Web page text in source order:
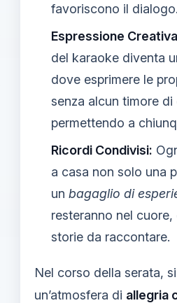
favoriscono il dialogo.
Espressione
del karaoke diventa
dove esprimere le
senza alcun timore di
permettendo a
Ricordi Condivisi:
a casa non solo una
un bagaglio di
resteranno nel
storie da raccontare.
Nel corso della serata,
un’atmosfera di allegria